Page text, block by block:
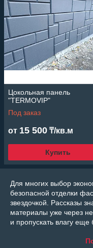
Цокольная панель
"TERMOVIP"
Под заказ
от 15 500 ₸/кв.м
Купить
Для многих выбор
безопасной отделки
звездочкой. Рассказы
материалы уже через
и пропускать влагу
новых материалов,